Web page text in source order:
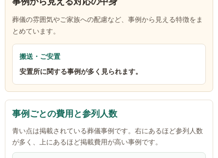
葬儀の雰囲気やご家族への配慮など、事例から見える特徴をま
とめています。
搬送・ご安置
安置所に関する事例が多く見られます。
事例ごとの費用と参列人数
青い点は掲載されている葬儀事例です。右にあるほど参列人数
が多く、上にあるほど掲載費用が高い事例です。